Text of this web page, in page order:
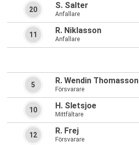
S. Salter
Anfallare
20
R. Niklasson
Anfallare
11
R. Wendin Thomasson
Försvarare
5
H. Sletsjoe
Mittfältare
10
R. Frej
Försvarare
12